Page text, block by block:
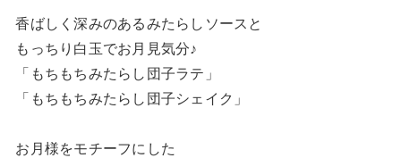
香ばしく深みのあるみたらしソースと
もっちり白玉でお月見気分♪
「もちもちみたらし団子ラテ」
「もちもちみたらし団子シェイク」
お月様をモチーフにした